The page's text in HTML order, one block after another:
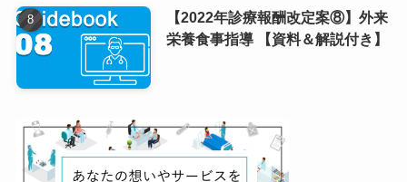
【2022年診療報酬改定案⑧】外来
栄養食事指導 【資料＆解説付き】